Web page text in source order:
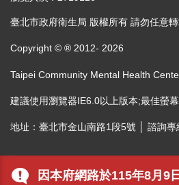
因本府網路於115年8月9
臺北市政府衛生局 版權所有 請勿任意
Copyright © ® 2012- 2026
Taipei Community Mental Health
建議使用瀏覽器IE6.0以上版本;最佳螢
地址：臺北市金山南路1段5號 │ 諮詢